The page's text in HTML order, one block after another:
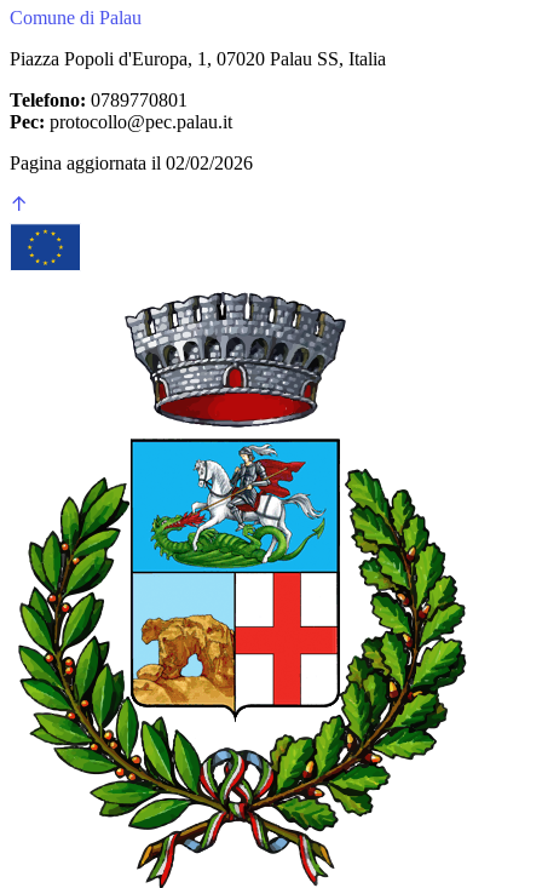
Comune di Palau
Piazza Popoli d'Europa, 1, 07020 Palau SS, Italia
Telefono: 0789770801
Pec: protocollo@pec.palau.it
Pagina aggiornata il 02/02/2026